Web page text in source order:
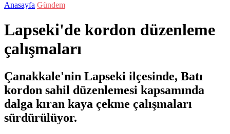
Anasayfa Gündem
Lapseki'de kordon düzenleme
çalışmaları
Çanakkale'nin Lapseki ilçesinde, Batı
kordon sahil düzenlemesi kapsamında
dalga kıran kaya çekme çalışmaları
sürdürülüyor.